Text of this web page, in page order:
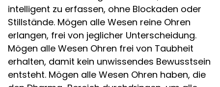
intelligent zu erfassen, ohne Blockaden oder
Stillstände. Mögen alle Wesen reine Ohren
erlangen, frei von jeglicher Unterscheidung.
Mögen alle Wesen Ohren frei von Taubheit
erhalten, damit kein unwissendes Bewusstsein
entsteht. Mögen alle Wesen Ohren haben, die